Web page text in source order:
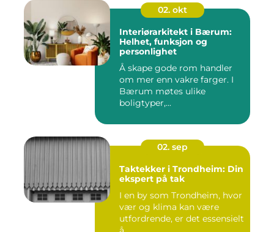
02. okt
Interiørarkitekt i Bærum:
Helhet, funksjon og
personlighet
Å skape gode rom handler
om mer enn vakre farger. I
Bærum møtes ulike
boligtyper,...
02. sep
Taktekker i Trondheim: Din
ekspert på tak
I en by som Trondheim, hvor
vær og klima kan være
utfordrende, er det essensielt